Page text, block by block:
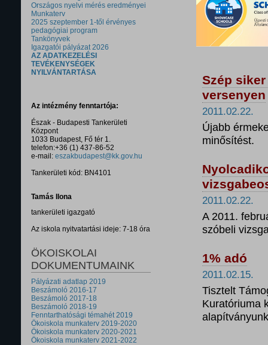
Országos nyelvi mérés eredményei
Munkaterv
2025 szeptember 1-től érvényes
pedagógiai program
Tankönyvek
Igazgatói pályázat 2026
AZ ADATKEZELÉSI
TEVÉKENYSÉGEK
NYILVÁNTARTÁSA
Az intézmény fenntartója:
Észak - Budapesti Tankerületi
Központ
1033 Budapest, Fő tér 1.
telefon:+36 (1) 437-86-52
e-mail: eszakbudapest@kk.gov.hu
Tankerületi kód: BN4101
Tamás Ilona
tankerületi igazgató
Az iskola nyitvatartási ideje: 7-18 óra
ÖKOISKOLAI
DOKUMENTUMAINK
Pályázati adatlap 2019
Beszámoló 2016-17
Beszámoló 2017-18
Beszámoló 2018-19
Fenntarthatósági témahét 2019
Ökoiskola munkaterv 2019-2020
Ökoiskola munkaterv 2020-2021
Ökoiskola munkaterv 2021-2022
Szép
versenyen
2011.02.22.
Újabb
minősítést.
2011.02.22.
A 2011.
szóbeli
1% adó
2011.02.15.
Tisztelt
Kuratóriuma